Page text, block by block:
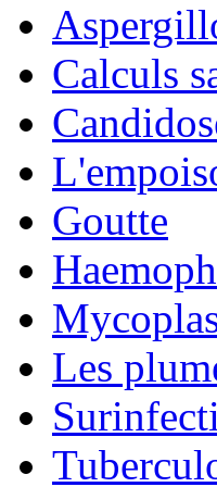
Calculs
Goutte
Les